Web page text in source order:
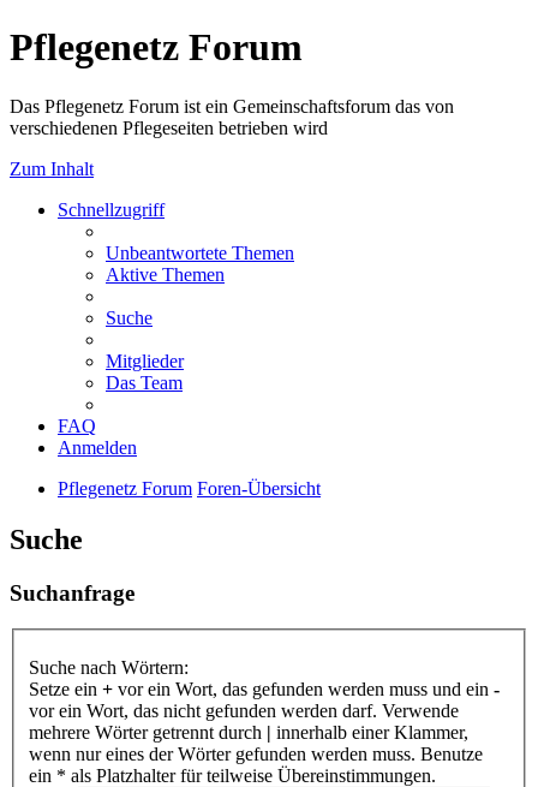
Pflegenetz Forum
Das Pflegenetz Forum ist ein Gemeinschaftsforum das von
verschiedenen Pflegeseiten betrieben wird
Zum Inhalt
Schnellzugriff
Unbeantwortete Themen
Aktive Themen
Suche
Mitglieder
Das Team
FAQ
Anmelden
Pflegenetz Forum Foren-Übersicht
Suche
Suchanfrage
Suche nach Wörtern:
Setze ein + vor ein Wort, das gefunden werden muss und ein -
vor ein Wort, das nicht gefunden werden darf. Verwende
mehrere Wörter getrennt durch | innerhalb einer Klammer,
wenn nur eines der Wörter gefunden werden muss. Benutze
ein * als Platzhalter für teilweise Übereinstimmungen.